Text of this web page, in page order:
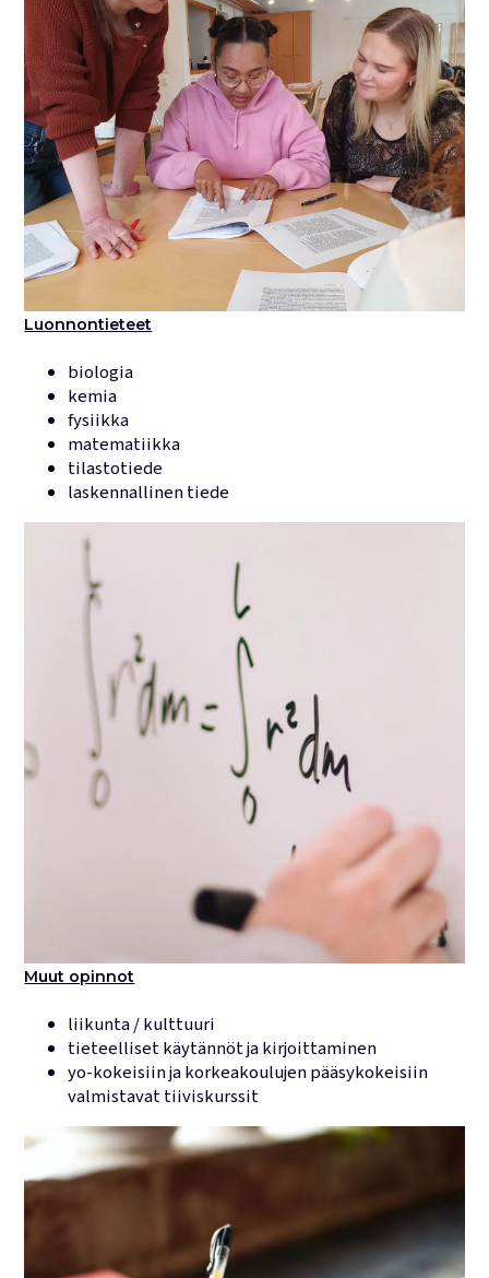
Luonnontieteet
biologia
kemia
fysiikka
matematiikka
tilastotiede
laskennallinen tiede
Muut opinnot
liikunta / kulttuuri
tieteelliset käytännöt ja kirjoittaminen
yo-kokeisiin ja korkeakoulujen pääsykokeisiin
valmistavat tiiviskurssit